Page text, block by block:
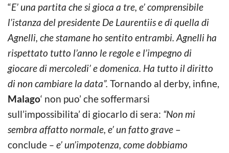
“E’ una partita che si gioca a tre, e’ comprensibile
l’istanza del presidente De Laurentiis e di quella di
Agnelli, che stamane ho sentito entrambi. Agnelli ha
rispettato tutto l’anno le regole e l’impegno di
giocare di mercoledi’ e domenica. Ha tutto il diritto
di non cambiare la data”. Tornando al derby, infine,
Malago‘ non puo’ che soffermarsi
sull’impossibilita’ di giocarlo di sera: “Non mi
sembra affatto normale, e’ un fatto grave –
conclude – e’ un’impotenza, come dobbiamo